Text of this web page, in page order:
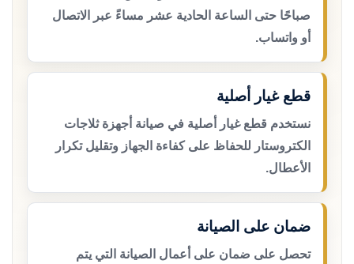
صباحًا حتى الساعة الحادية عشر مساءً عبر الاتصال
أو واتساب.
قطع غيار أصلية
نستخدم قطع غيار أصلية في صيانة أجهزة ثلاجات
الكتروستار للحفاظ على كفاءة الجهاز وتقليل تكرار
الأعطال.
ضمان على الصيانة
تحصل على ضمان على أعمال الصيانة التي يتم